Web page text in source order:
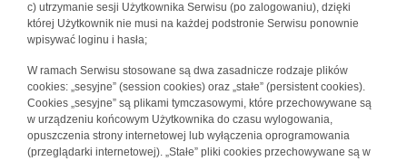
c) utrzymanie sesji Użytkownika Serwisu (po zalogowaniu), dzięki
której Użytkownik nie musi na każdej podstronie Serwisu ponownie
wpisywać loginu i hasła;
W ramach Serwisu stosowane są dwa zasadnicze rodzaje plików
cookies: „sesyjne” (session cookies) oraz „stałe” (persistent cookies).
Cookies „sesyjne” są plikami tymczasowymi, które przechowywane są
w urządzeniu końcowym Użytkownika do czasu wylogowania,
opuszczenia strony internetowej lub wyłączenia oprogramowania
(przeglądarki internetowej). „Stałe” pliki cookies przechowywane są w